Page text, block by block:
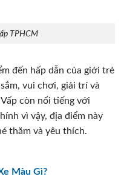
TPHCM
đến hấp dẫn của giới trẻ
vui chơi, giải trí và
còn nổi tiếng với
vì vậy, địa điểm này
thăm và yêu thích.
Màu Gì?